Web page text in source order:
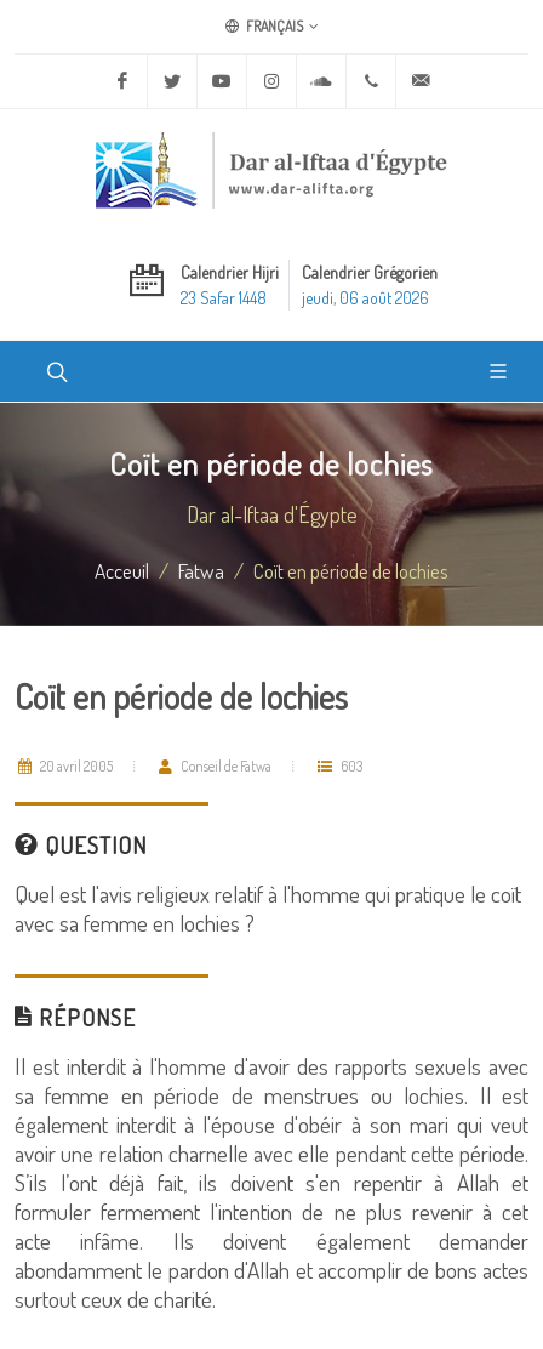
FRANÇAIS
Facebook Twitter Youtube Instagram Soundcloud+20 2 25970400
Calendrier Hijri
23 Safar 1448
Calendrier Grégorien
jeudi, 06 août 2026
Coït en période de lochies
Dar al-Iftaa d'Égypte
Acceuil Fatwa Coït en période de lochies
Coït en période de lochies
20 avril 2005 Conseil de Fatwa 603
QUESTION
Quel est l'avis religieux relatif à l'homme qui pratique le coït
avec sa femme en lochies ?
RÉPONSE
Il est interdit à l'homme d'avoir des rapports sexuels avec
sa femme en période de menstrues ou lochies. Il est
également interdit à l'épouse d'obéir à son mari qui veut
avoir une relation charnelle avec elle pendant cette période.
S’ils l’ont déjà fait, ils doivent s'en repentir à Allah et
formuler fermement l'intention de ne plus revenir à cet
acte infâme. Ils doivent également demander
abondamment le pardon d'Allah et accomplir de bons actes
surtout ceux de charité.